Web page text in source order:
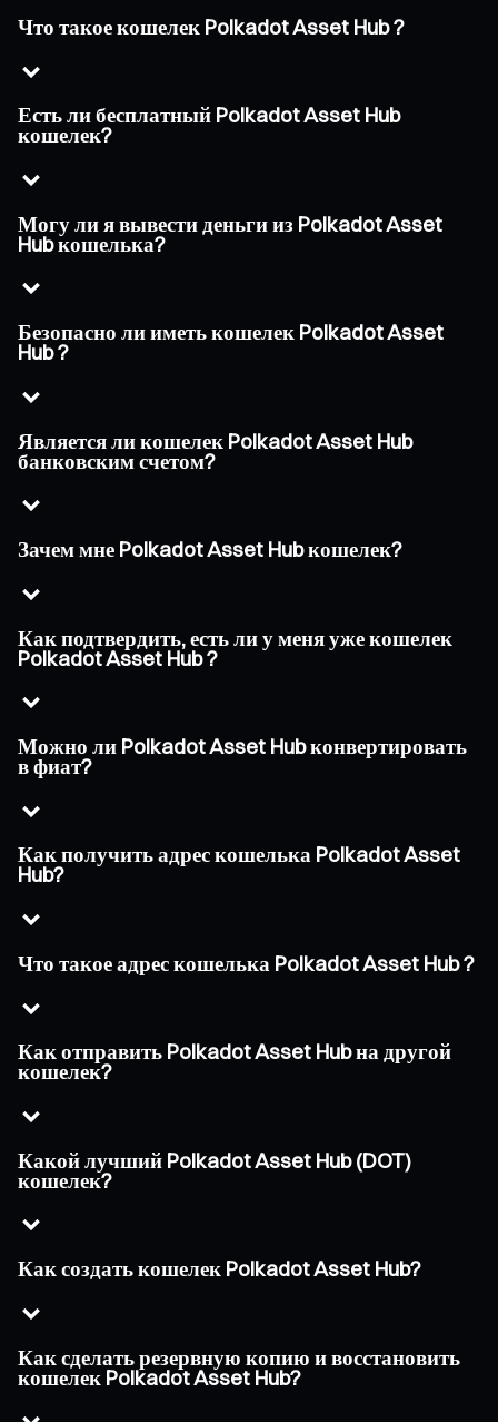
Что такое кошелек Polkadot Asset Hub ?
Есть ли бесплатный Polkadot Asset Hub
кошелек?
Могу ли я вывести деньги из Polkadot Asset
Hub кошелька?
Безопасно ли иметь кошелек Polkadot Asset
Hub ?
Является ли кошелек Polkadot Asset Hub
банковским счетом?
Зачем мне Polkadot Asset Hub кошелек?
Как подтвердить, есть ли у меня уже кошелек
Polkadot Asset Hub ?
Можно ли Polkadot Asset Hub конвертировать
в фиат?
Как получить адрес кошелька Polkadot Asset
Hub?
Что такое адрес кошелька Polkadot Asset Hub ?
Как отправить Polkadot Asset Hub на другой
кошелек?
Какой лучший Polkadot Asset Hub (DOT)
кошелек?
Как создать кошелек Polkadot Asset Hub?
Как сделать резервную копию и восстановить
кошелек Polkadot Asset Hub?